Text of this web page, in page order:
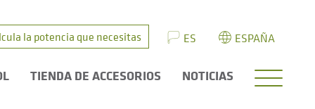
la potencia que necesitas ES ESPAÑA
TIENDA DE ACCESORIOS NOTICIAS